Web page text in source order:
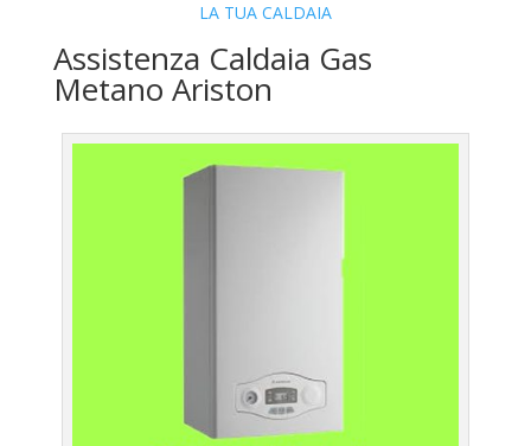
LA TUA CALDAIA
Assistenza Caldaia Gas
Metano Ariston